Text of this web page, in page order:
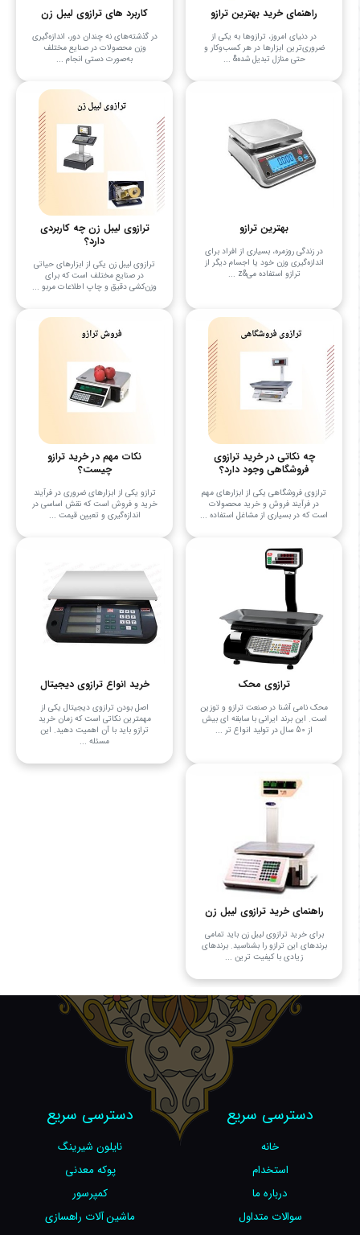
راهنمای خرید بهترین ترازو
در دنیای امروز، ترازوها به یکی از
ضروری‌ترین ابزارها در هر کسب‌وکار و
حتی منازل تبدیل شده& ...
کاربرد های ترازوی لیبل زن
در گذشته‌های نه چندان دور، اندازه‌گیری
وزن محصولات در صنایع مختلف
به‌صورت دستی انجام ...
بهترین ترازو
در زندگی روزمره، بسیاری از افراد برای
اندازه‌گیری وزن خود یا اجسام دیگر از
ترازو استفاده می&z ...
ترازوی لیبل زن چه کاربردی
دارد؟
ترازوی لیبل زن یکی از ابزارهای حیاتی
در صنایع مختلف است که برای
وزن‌کشی دقیق و چاپ اطلاعات مربو ...
چه نکاتی در خرید ترازوی
فروشگاهی وجود دارد؟
ترازوی فروشگاهی یکی از ابزارهای مهم
در فرآیند فروش و خرید محصولات
است که در بسیاری از مشاغل استفاده ...
نکات مهم در خرید ترازو
چیست؟
ترازو یکی از ابزارهای ضروری در فرآیند
خرید و فروش است که نقش اساسی در
اندازه‌گیری و تعیین قیمت ...
ترازوی محک
محک نامی آشنا در صنعت ترازو و توزین
است. این برند ایرانی با سابقه ای بیش
از 50 سال در تولید انواع تر ...
خرید انواع ترازوی دیجیتال
اصل بودن ترازوی دیجیتال یکی از
مهمترین نکاتی است که زمان خرید
ترازو باید با آن اهمیت دهید. این
مسئله ...
راهنمای خرید ترازوی لیبل زن
برای خرید ترازوی لیبل زن باید تمامی
برندهای این ترازو را بشناسید. برندهای
زیادی با کیفیت‌ ترین ...
دسترسی سریع
خانه
استخدام
درباره ما
سوالات متداول
دسترسی سریع
نایلون شیرینگ
پوکه معدنی
کمپرسور
ماشین آلات راهسازی